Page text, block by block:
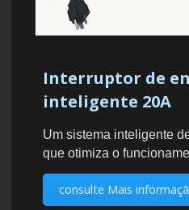
Interruptor de
inteligente 20A
Um sistema inteligente
que otimiza o
consulte Mais